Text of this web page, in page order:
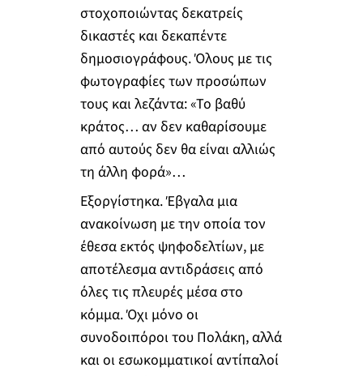
στοχοποιώντας δεκατρείς
δικαστές και δεκαπέντε
δημοσιογράφους. Όλους με τις
φωτογραφίες των προσώπων
τους και λεζάντα: «Το βαθύ
κράτος… αν δεν καθαρίσουμε
από αυτούς δεν θα είναι αλλιώς
τη άλλη φορά»…
Εξοργίστηκα. Έβγαλα μια
ανακοίνωση με την οποία τον
έθεσα εκτός ψηφοδελτίων, με
αποτέλεσμα αντιδράσεις από
όλες τις πλευρές μέσα στο
κόμμα. Όχι μόνο οι
συνοδοιπόροι του Πολάκη, αλλά
και οι εσωκομματικοί αντίπαλοί